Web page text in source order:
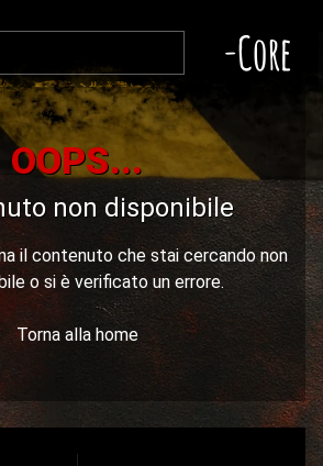
-Core
OOPS...
non disponibile
il contenuto che stai cercando non
o si è verificato un errore.
Torna alla home